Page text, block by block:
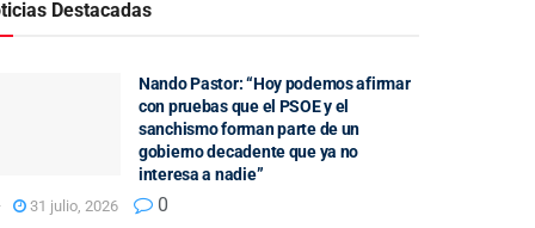
Destacadas
Nando Pastor: “Hoy podemos afirmar
con pruebas que el PSOE y el
sanchismo forman parte de un
gobierno decadente que ya no
interesa a nadie”
31 julio, 2026 0